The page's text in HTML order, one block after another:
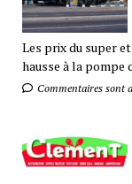
Les prix du super
hausse à la pompe
Commentaires sont